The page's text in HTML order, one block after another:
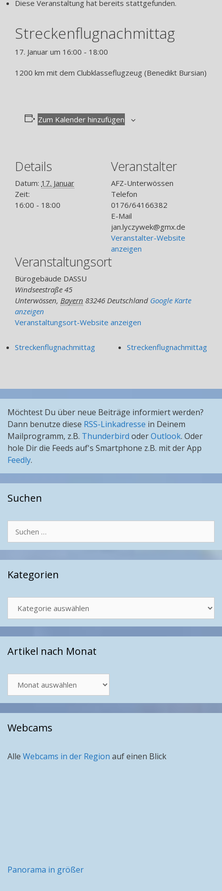
Diese Veranstaltung hat bereits stattgefunden.
Streckenflugnachmittag
17. Januar um 16:00 - 18:00
1200 km mit dem Clubklasseflugzeug (Benedikt Bursian)
Zum Kalender hinzufügen
Details
Datum: 17. Januar
Zeit:
16:00 - 18:00
Veranstaltungsort
Bürogebäude DASSU
Windseestraße 45
Unterwössen, Bayern 83246 Deutschland Google Karte
anzeigen
Veranstaltungsort-Website anzeigen
Veranstalter
AFZ-Unterwössen
Telefon
0176/64166382
E-Mail
jan.lyczywek@gmx.de
Veranstalter-Website
anzeigen
Streckenflugnachmittag Streckenflugnachmittag
Möchtest Du über neue Beiträge informiert werden?
Dann benutze diese RSS-Linkadresse in Deinem
Mailprogramm, z.B. Thunderbird oderOutlook. Oder
hole Dir die Feeds auf's Smartphone z.B. mit der App
Feedly.
Suchen
nach:
Kategorien
Artikel nach Monat
nach
Monat
Webcams
Alle Webcams in der Region auf einen Blick
Panorama in größer